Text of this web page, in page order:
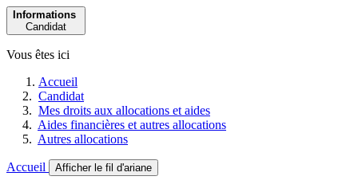
Informations
Candidat
Vous êtes ici
Accueil
Candidat
Mes droits aux allocations et aides
Aides financières et autres allocations
Autres allocations
Accueil Afficher le fil d'ariane